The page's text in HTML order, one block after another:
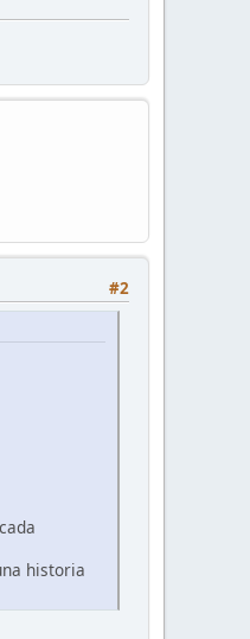
#2
historia